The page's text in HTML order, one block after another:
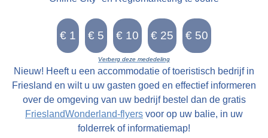
Verberg deze mededeling
Nieuw! Heeft u een accommodatie of toeristisch bedrijf in
Friesland en wilt u uw gasten goed en effectief informeren
over de omgeving van uw bedrijf bestel dan de gratis
FrieslandWonderland-flyers voor op uw balie, in uw
folderrek of informatiemap!